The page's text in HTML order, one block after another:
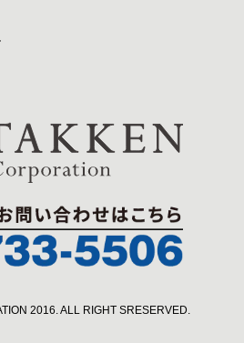
2016. ALL RIGHT SRESERVED.